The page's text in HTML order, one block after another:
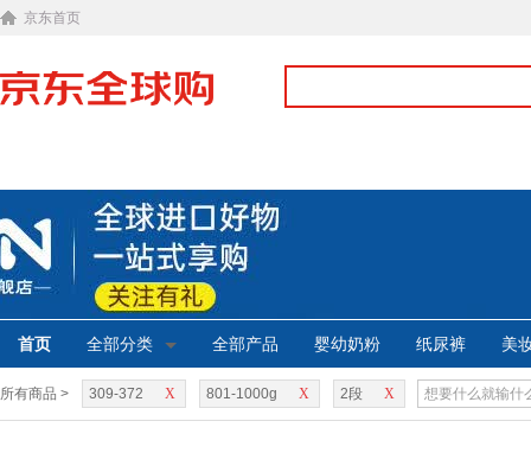
京东首页
首页 全部分类 全部产品 婴幼奶粉 纸尿裤 美
所有商品 > X
309-372 X
801-1000g X
2段